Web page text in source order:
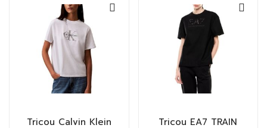
Tricou Calvin Klein
Tricou EA7 TRAIN